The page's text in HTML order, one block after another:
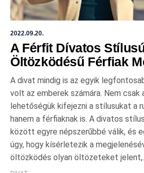
2022.09.20.
A Férfit Dívatos
Öltözködésű Férfiak
A divat mindig is az egyik
volt az emberek számára. Nem csak
lehetőségük kifejezni a stílusukat a
hanem a férfiaknak is. A divatos
között egyre népszerűbbé válik, és
úgy, hogy kísérletezik a
öltözködés olyan öltözeteket